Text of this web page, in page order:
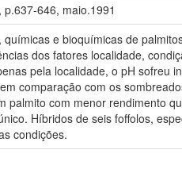
646, maio.1991
e bioquímicas de
dos fatores localidade,
pela localidade, o pH sofreu
comparação com os
com menor rendimento
Híbridos de seis foffolos,
condições.